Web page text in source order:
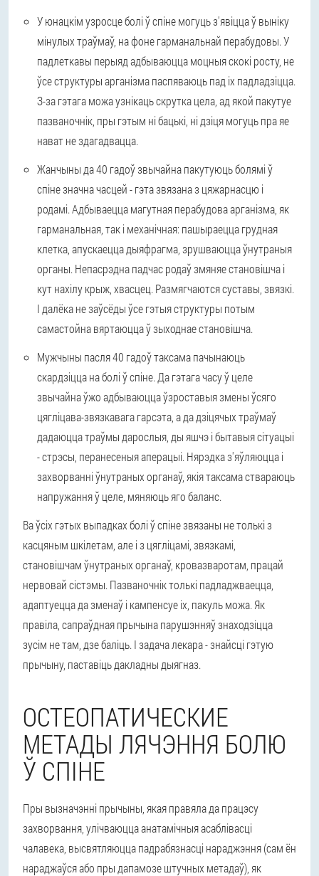
У юнацкім узросцеболі ў спіне могуць з'явіцца ў выніку
мінулых траўмаў, на фоне гарманальнай перабудовы. У
падлеткавы перыяд адбываюцца моцныя скокі росту, не
ўсе структуры арганізма паспяваюць пад іх падладзіцца.
З-за гэтага можа узнікаць скрутка цела, ад якой пакутуе
пазваночнік, пры гэтым ні бацькі, ні дзіця могуць пра яе
нават не здагадвацца.
Жанчыны да 40 гадоўзвычайна пакутуюць болямі ў
спіне значна часцей - гэта звязана з цяжарнасцю і
родамі. Адбываецца магутная перабудова арганізма, як
гарманальная, так і механічная: пашыраецца грудная
клетка, апускаецца дыяфрагма, зрушваюцца ўнутраныя
органы. Непасрэдна падчас родаў змяняе становішча і
кут нахілу крыж, хвасцец. Размягчаются суставы, звязкі.
І далёка не заўсёды ўсе гэтыя структуры потым
самастойна вяртаюцца ў зыходнае становішча.
Мужчыны пасля 40 гадоўтаксама пачынаюць
скардзіцца на болі ў спіне. Да гэтага часу ў целе
звычайна ўжо адбываюцца ўзроставыя змены ўсяго
цягліцава-звязкавага гарсэта, а да дзіцячых траўмаў
дадаюцца траўмы дарослыя, ды яшчэ і бытавыя сітуацыі
- стрэсы, перанесеныя аперацыі. Нярэдка з'яўляюцца і
захворванні ўнутраных органаў, якія таксама ствараюць
напружання ў целе, мяняюць яго баланс.
Ва ўсіх гэтых выпадках болі ў спіне звязаны не толькі з
касцяным шкілетам, але і з цягліцамі, звязкамі,
становішчам ўнутраных органаў, кровазваротам, працай
нервовай сістэмы. Пазваночнік толькі падладжваецца,
адаптуецца да зменаў і кампенсуе іх, пакуль можа. Як
правіла, сапраўдная прычына парушэнняў знаходзіцца
зусім не там, дзе баліць. І задача лекара - знайсці гэтую
прычыну, паставіць дакладны дыягназ.
ОСТЕОПАТИЧЕСКИЕ
МЕТАДЫ ЛЯЧЭННЯ БОЛЮ
Ў СПІНЕ
Пры вызначэнні прычыны, якая правяла да працэсу
захворвання, улічваюцца анатамічныя асаблівасці
чалавека, высвятляюцца падрабязнасці нараджэння (сам ён
нараджаўся або пры дапамозе штучных метадаў), як